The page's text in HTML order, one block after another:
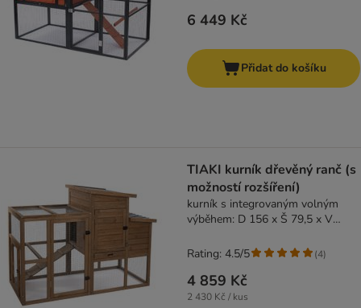
6 449 Kč
Přidat do košíku
TIAKI kurník dřevěný ranč (s
možností rozšíření)
kurník s integrovaným volným
výběhem: D 156 x Š 79,5 x V
4 859 Kč
2 430 Kč / kus
Rating: 4.5/5 (4)